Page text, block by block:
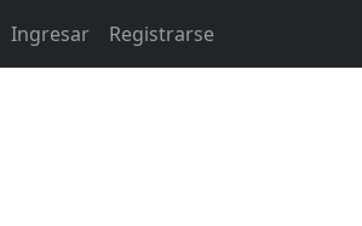
Ingresar Registrarse